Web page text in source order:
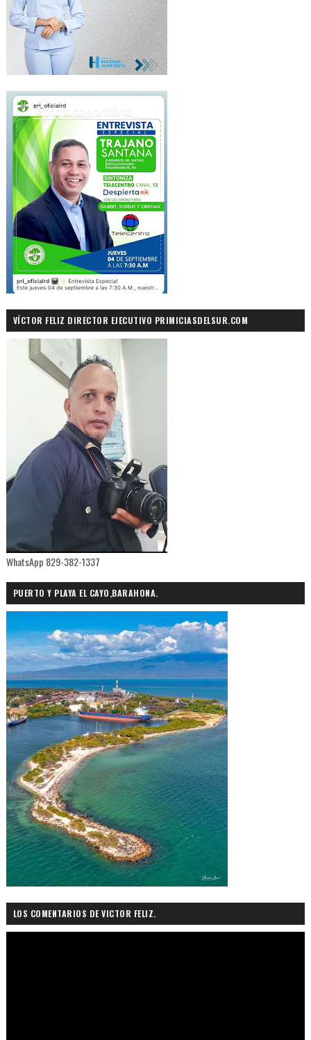
VÍCTOR FELIZ DIRECTOR EJECUTIVO PRIMICIASDELSUR.COM
WhatsApp 829-382-1337
PUERTO Y PLAYA EL CAYO,BARAHONA.
LOS COMENTARIOS DE VICTOR FELIZ.